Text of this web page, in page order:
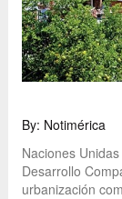
By: Notimérica
Naciones
Desarrollo
urbanización